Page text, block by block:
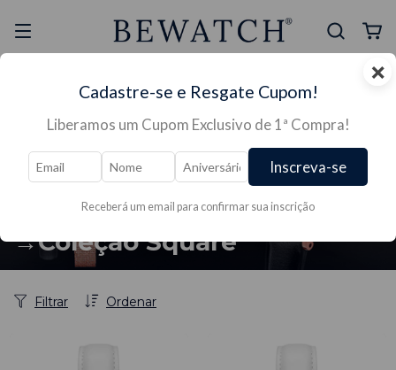
Mais Segura Lojas Físicas
/ RELÓGIOS FEMININO → / RELÓGIO FEMININO MINIMALISTA→
→Coleção Square
Ordenar
Filtrar
×
Cadastre-se e Resgate Cupom!
Liberamos um Cupom Exclusivo de 1ª Compra!
Inscreva-se
Receberá um email para confirmar sua inscrição